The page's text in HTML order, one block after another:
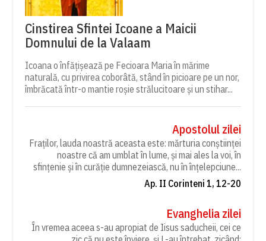
Cinstirea Sfintei Icoane a Maicii
Domnului de la Valaam
Icoana o înfățișează pe Fecioara Maria în mărime
naturală, cu privirea coborâtă, stând în picioare pe un nor,
îmbrăcată într-o mantie roșie strălucitoare și un stihar...
Apostolul zilei
Fraților, lauda noastră aceasta este: mărturia conștiinței
noastre că am umblat în lume, și mai ales la voi, în
sfințenie și în curăție dumnezeiască, nu în înțelepciune...
Ap. II Corinteni 1, 12-20
Evanghelia zilei
În vremea aceea s-au apropiat de Iisus saducheii, cei ce